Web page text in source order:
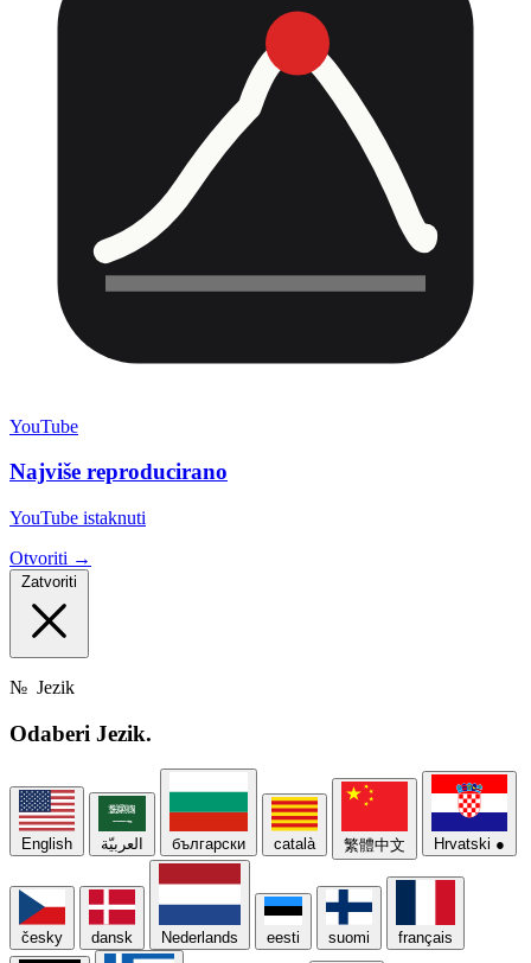
YouTube
Najviše reproducirano
YouTube istaknuti
Otvoriti →
Zatvoriti
№ Jezik
Odaberi Jezik.
English العربيّة български català 繁體中文 Hrvatski ●
česky dansk Nederlands eesti suomi français